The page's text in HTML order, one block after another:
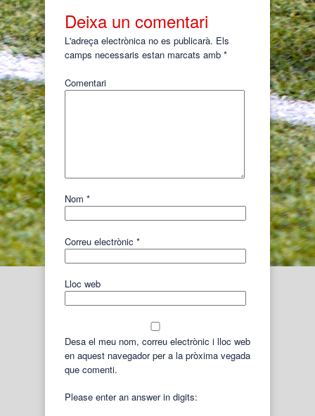
Deixa un comentari
L'adreça electrònica no es publicarà. Els
camps necessaris estan marcats amb *
Comentari
Nom *
Correu electrònic *
Lloc web
Desa el meu nom, correu electrònic i lloc web
en aquest navegador per a la pròxima vegada
que comenti.
Please enter an answer in digits: